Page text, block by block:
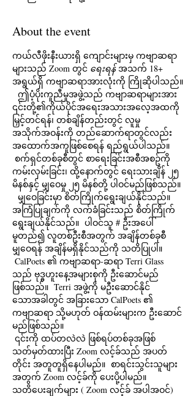
About the event
ကယ်လီဖိုးနီးယားရှိ ကျောင်းများမှ ကဗျာဆရာ
များသည် Zoom တွင် ရေးရန် အသက် 18+
အရွယ်ရှိ ကဗျာဆရာအားလုံးကို ကြိုဆိုပါသည်။
ဤပံ့ပိုးကူညီမှုအဖွဲ့သည် ကဗျာဆရာများအား
၎င်းတို့၏ကိုယ်ပိုင်အရေးအသားအလေ့အထကို
မြှင့်တင်ရန်၊ တစ်ချိန်တည်းတွင် လူမှု
အသိုက်အဝန်းကို တည်ဆောက်ရာတွင်လည်း
အထောက်အကူဖြစ်စေရန် ရည်ရွယ်ပါသည်။
ကမ်းလှမ်းခြင်း၊ ထို့နောက်တွင် ရေးသားချိန် ၂၅
မိနစ်နှင့် မျှဝေမှု ၂၅ မိနစ်တို့ ပါဝင်မည်ဖြစ်သည်။
မျှဝေခြင်းမှာ စိတ်ကြိုက်ရွေးချယ်နိုင်သည်။
အကြံပြုချက်ကို လက်ခံခြင်းသည် စိတ်ကြိုက်
ရွေးချယ်နိုင်သည်။  ပါဝင်သူ # ဦးအပေါ်
မူတည်၍ လူတစ်ဦးစီအတွက် အချိန်တစ်ခုစီ
မျှဝေရန် အချိန်မရှိနိုင်သည်ကို သတိပြုပါ။
သည် ဗုဒ္ဓဟူးနေ့အများစုကို ဦးဆောင်မည်
ဖြစ်သည်။  Terri အဖွဲ့ကို မဦးဆောင်နိုင်
သောအခါတွင် အခြားသော CalPoets ၏
ကဗျာဆရာ သို့မဟုတ် ဝန်ထမ်းများက ဦးဆောင်
မည်ဖြစ်သည်။
သတ်မှတ်ထားပြီး Zoom လင့်ခ်သည် အပတ်
တိုင်း အတူတူရှိနေပါမည်။  စာရင်းသွင်းသူများ
အတွက် Zoom လင့်ခ်ကို ပေးပို့ပါမည်။
သတိပေးချက်များ ( Zoom လင့်ခ် အပါအဝင်)